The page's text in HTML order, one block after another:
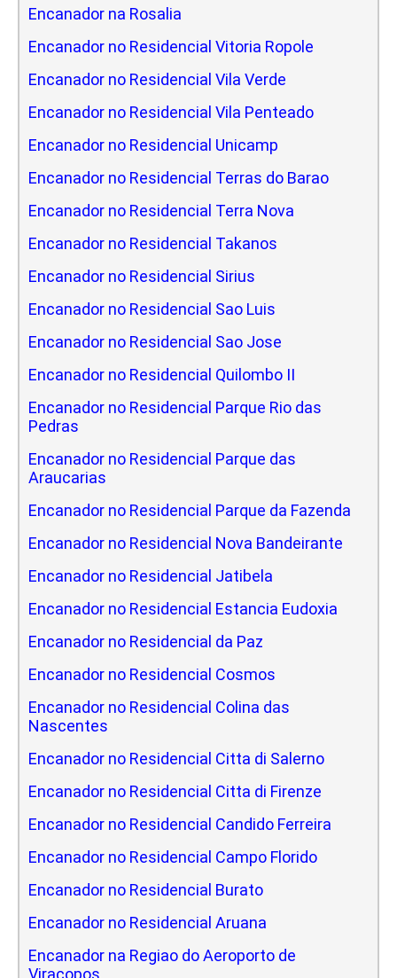
Encanador na Rosalia
Encanador no Residencial Vitoria Ropole
Encanador no Residencial Vila Verde
Encanador no Residencial Vila Penteado
Encanador no Residencial Unicamp
Encanador no Residencial Terras do Barao
Encanador no Residencial Terra Nova
Encanador no Residencial Takanos
Encanador no Residencial Sirius
Encanador no Residencial Sao Luis
Encanador no Residencial Sao Jose
Encanador no Residencial Quilombo II
Encanador no Residencial Parque Rio das
Pedras
Encanador no Residencial Parque das
Araucarias
Encanador no Residencial Parque da Fazenda
Encanador no Residencial Nova Bandeirante
Encanador no Residencial Jatibela
Encanador no Residencial Estancia Eudoxia
Encanador no Residencial da Paz
Encanador no Residencial Cosmos
Encanador no Residencial Colina das
Nascentes
Encanador no Residencial Citta di Salerno
Encanador no Residencial Citta di Firenze
Encanador no Residencial Candido Ferreira
Encanador no Residencial Campo Florido
Encanador no Residencial Burato
Encanador no Residencial Aruana
Encanador na Regiao do Aeroporto de
Viracopos